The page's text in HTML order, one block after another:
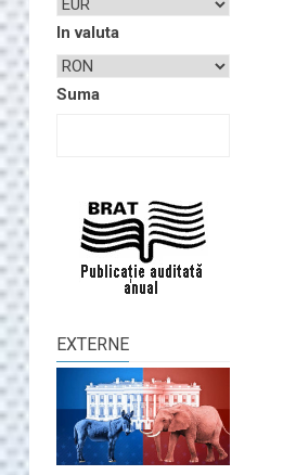
In valuta
Suma
EXTERNE